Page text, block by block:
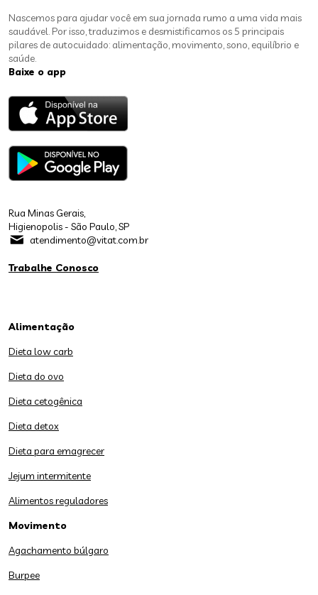
Nascemos para ajudar você em sua jornada rumo a uma vida mais
saudável. Por isso, traduzimos e desmistificamos os 5 principais
pilares de autocuidado: alimentação, movimento, sono, equilíbrio e
saúde.
Baixe o app
Rua Minas Gerais,
Higienopolis - São Paulo, SP
atendimento@vitat.com.br
Trabalhe Conosco
Alimentação
Dieta low carb
Dieta do ovo
Dieta cetogênica
Dieta detox
Dieta para emagrecer
Jejum intermitente
Alimentos reguladores
Movimento
Agachamento búlgaro
Burpee